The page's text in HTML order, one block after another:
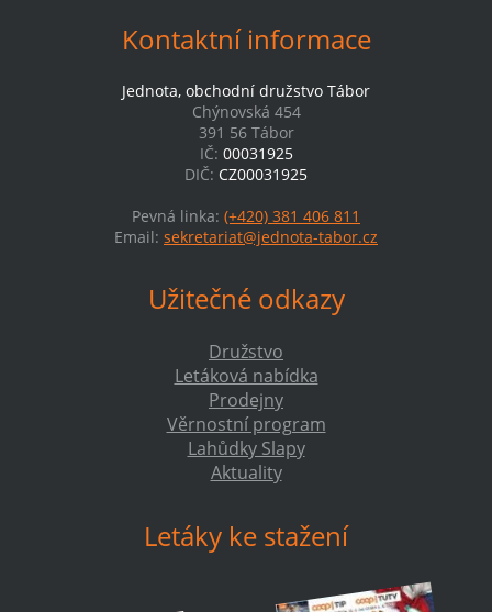
Kontaktní informace
Jednota, obchodní družstvo Tábor
Chýnovská 454
391 56 Tábor
IČ: 00031925
DIČ: CZ00031925
Pevná linka: (+420) 381 406 811
Email: sekretariat@jednota-tabor.cz
Užitečné odkazy
Družstvo
Letáková nabídka
Prodejny
Věrnostní program
Lahůdky Slapy
Aktuality
Letáky ke stažení